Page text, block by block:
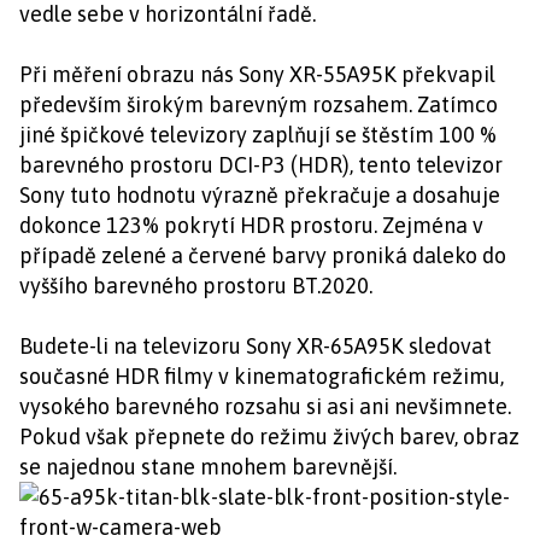
vedle sebe v horizontální řadě.
Při měření obrazu nás Sony XR-55A95K překvapil
především širokým barevným rozsahem. Zatímco
jiné špičkové televizory zaplňují se štěstím 100 %
barevného prostoru DCI-P3 (HDR), tento televizor
Sony tuto hodnotu výrazně překračuje a dosahuje
dokonce 123% pokrytí HDR prostoru. Zejména v
případě zelené a červené barvy proniká daleko do
vyššího barevného prostoru BT.2020.
Budete-li na televizoru Sony XR-65A95K sledovat
současné HDR filmy v kinematografickém režimu,
vysokého barevného rozsahu si asi ani nevšimnete.
Pokud však přepnete do režimu živých barev, obraz
se najednou stane mnohem barevnější.